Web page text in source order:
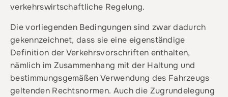
verkehrswirtschaftliche Regelung.
Die vorliegenden Bedingungen sind zwar dadurch
gekennzeichnet, dass sie eine eigenständige
Definition der Verkehrsvorschriften enthalten,
nämlich im Zusammenhang mit der Haltung und
bestimmungsgemäßen Verwendung des Fahrzeugs
geltenden Rechtsnormen. Auch die Zugrundelegung